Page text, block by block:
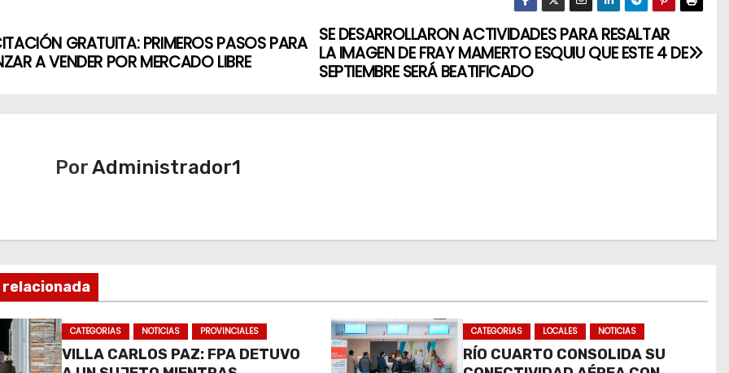
SE DESARROLLARON ACTIVIDADES PARA RESALTAR
LA IMAGEN DE FRAY MAMERTO ESQUIU QUE ESTE 4 DE
SEPTIEMBRE SERÁ BEATIFICADO
GRATUITA: PRIMEROS PASOS PARA
A VENDER POR MERCADO LIBRE
PorAdministrador1
CATEGORIAS NOTICIAS PROVINCIALES
VILLA CARLOS PAZ: FPA DETUVO
CATEGORIAS LOCALES NOTICIAS
RÍO CUARTO CONSOLIDA SU